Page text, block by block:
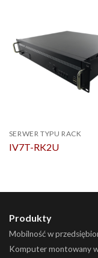
SERWER TYPU RACK
IV7T-RK2U
Produkty
Mobilność w
Komputer montowany